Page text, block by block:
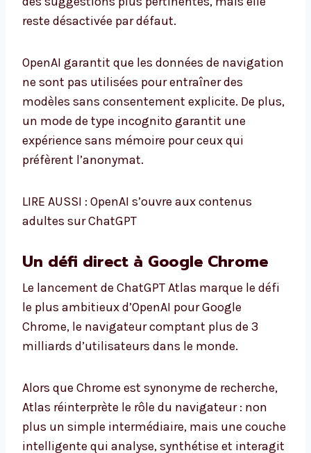
reste désactivée par défaut.
OpenAI garantit que les données de navigation
ne sont pas utilisées pour entraîner des
modèles sans consentement explicite. De plus,
un mode de type incognito garantit une
expérience sans mémoire pour ceux qui
préfèrent l’anonymat.
LIRE AUSSI : OpenAI s’ouvre aux contenus
adultes sur ChatGPT
Un défi direct à Google Chrome
Le lancement de ChatGPT Atlas marque le défi
le plus ambitieux d’OpenAI pour Google
Chrome, le navigateur comptant plus de 3
milliards d’utilisateurs dans le monde.
Alors que Chrome est synonyme de recherche,
Atlas réinterprète le rôle du navigateur : non
plus un simple intermédiaire, mais une couche
intelligente qui analyse, synthétise et interagit